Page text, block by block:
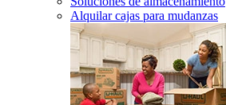
Alquilar cajas para mudanzas